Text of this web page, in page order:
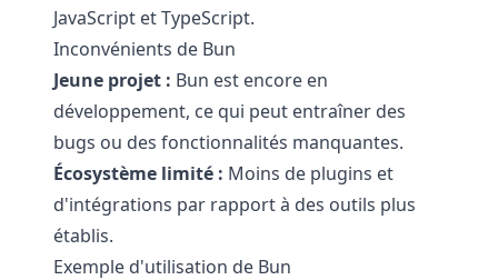
JavaScript et TypeScript.
Inconvénients de Bun
Jeune projet : Bun est encore en
développement, ce qui peut entraîner des
bugs ou des fonctionnalités manquantes.
Écosystème limité : Moins de plugins et
d'intégrations par rapport à des outils plus
établis.
Exemple d'utilisation de Bun